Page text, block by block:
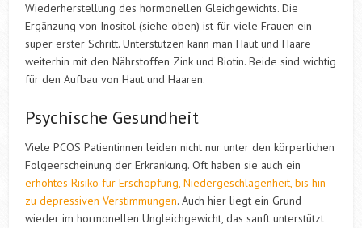
Wiederherstellung des hormonellen Gleichgewichts. Die
Ergänzung von Inositol (siehe oben) ist für viele Frauen ein
super erster Schritt. Unterstützen kann man Haut und Haare
weiterhin mit den Nährstoffen Zink und Biotin. Beide sind wichtig
für den Aufbau von Haut und Haaren.
Psychische Gesundheit
Viele PCOS Patientinnen leiden nicht nur unter den körperlichen
Folgeerscheinung der Erkrankung. Oft haben sie auch ein
erhöhtes Risiko für Erschöpfung, Niedergeschlagenheit, bis hin
zu depressiven Verstimmungen. Auch hier liegt ein Grund
wieder im hormonellen Ungleichgewicht, das sanft unterstützt